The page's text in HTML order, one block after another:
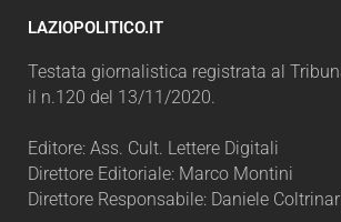
LAZIOPOLITICO.IT
Testata giornalistica registrata al
il n.120 del 13/11/2020.
Editore: Ass. Cult. Lettere Digitali
Direttore Editoriale: Marco Montini
Direttore Responsabile: Daniele